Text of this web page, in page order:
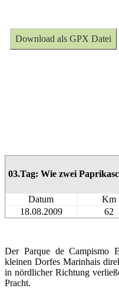
Download als GPX Datei
03.Tag: Wie zwei
Datum Km
18.08.2009
62
Der Parque de Campismo
kleinen Dorfes Marinhais
in nördlicher Richtung
Pracht.